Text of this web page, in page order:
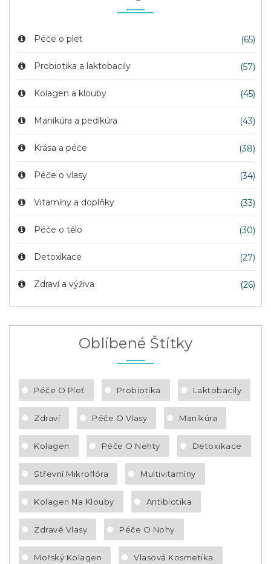
Péče o pleť (65)
Probiotika a laktobacily (57)
Kolagen a klouby (45)
Manikúra a pedikúra (43)
Krása a péče (38)
Péče o vlasy (34)
Vitamíny a doplňky (33)
Péče o tělo (30)
Detoxikace (27)
Zdraví a výživa (26)
Oblíbené Štítky
Péče O Pleť Probiotika Laktobacily
Zdraví Péče O Vlasy Manikúra
Kolagen Péče O Nehty Detoxikace
Střevní Mikroflóra Multivitamíny
Kolagen Na Klouby Antibiotika
Zdravé Vlasy Péče O Nohy
Mořský Kolagen Vlasová Kosmetika